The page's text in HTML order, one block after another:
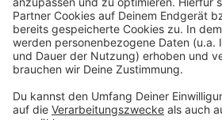
Grundsätzlich gibt es eine Vielzahl
meldet uns, wo es überall
vollgelaufene Keller und
Bisher wissen wir von der
Breiten Dyk, der Friedrich-Ebert-